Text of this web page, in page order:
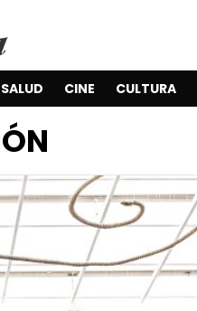
SALUD CINE CULTURA